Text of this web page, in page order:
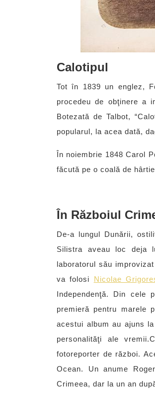
Calotipul
Tot în 1839 un englez,
procedeu de obţinere a
Botezată de Talbot,
popularul, la acea dată,
În noiembrie 1848 Carol
făcută pe o coală de
În Războiul
De-a lungul Dunării,
Silistra aveau loc deja
laboratorul său
va folosi Nicolae
Independenţă. Din cele
premieră pentru marele
acestui album au ajuns
personalităţi ale
fotoreporter de război.
Ocean. Un anume
Crimeea, dar la un an